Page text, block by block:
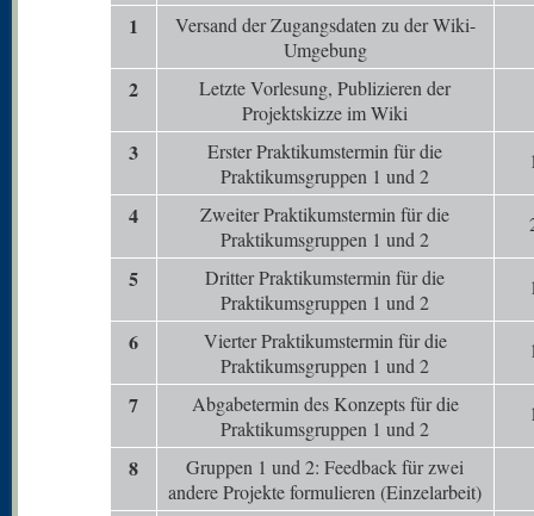
1
Versand der Zugangsdaten zu der Wiki-
Umgebung
2
Letzte Vorlesung, Publizieren der
Projektskizze im Wiki
3
Erster Praktikumstermin für die
Praktikumsgruppen 1 und 2
4
Zweiter Praktikumstermin für die
Praktikumsgruppen 1 und 2
5
Dritter Praktikumstermin für die
Praktikumsgruppen 1 und 2
6
Vierter Praktikumstermin für die
Praktikumsgruppen 1 und 2
7
Abgabetermin des Konzepts für die
Praktikumsgruppen 1 und 2
8
Gruppen 1 und 2: Feedback für zwei
andere Projekte formulieren (Einzelarbeit)